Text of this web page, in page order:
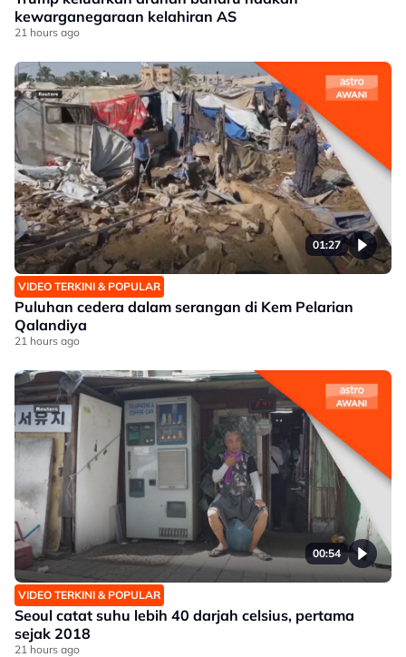
kewarganegaraan kelahiran AS
21 hours ago
01:27
VIDEO TERKINI & POPULAR
Puluhan cedera dalam serangan di Kem Pelarian
Qalandiya
21 hours ago
00:54
VIDEO TERKINI & POPULAR
Seoul catat suhu lebih 40 darjah celsius, pertama
sejak 2018
21 hours ago